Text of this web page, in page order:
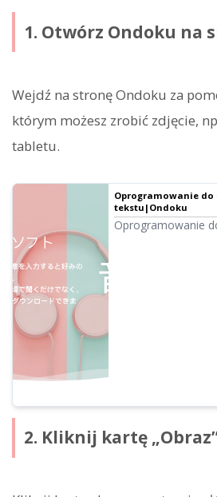
1. Otwórz Ondoku na
Wejdź na stronę Ondoku za
którym możesz zrobić zdjęcie,
tabletu.
Oprogramowanie
tekstu|Ondoku
Oprogramowanie
2. Kliknij kartę